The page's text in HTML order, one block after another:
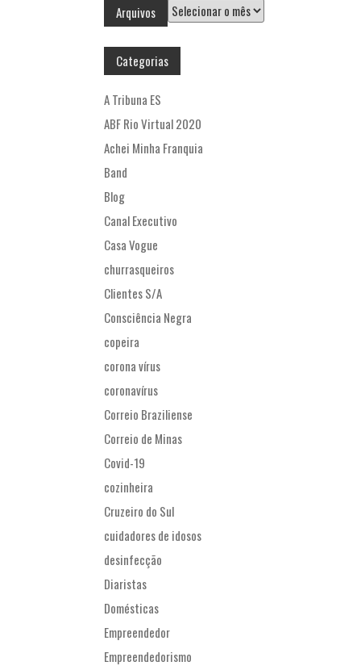
Arquivos Arquivos
Categorias
A Tribuna ES
ABF Rio Virtual 2020
Achei Minha Franquia
Band
Blog
Canal Executivo
Casa Vogue
churrasqueiros
Clientes S/A
Consciência Negra
copeira
corona vírus
coronavírus
Correio Braziliense
Correio de Minas
Covid-19
cozinheira
Cruzeiro do Sul
cuidadores de idosos
desinfecção
Diaristas
Domésticas
Empreendedor
Empreendedorismo